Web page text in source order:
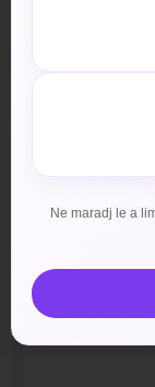
Ne maradj le a